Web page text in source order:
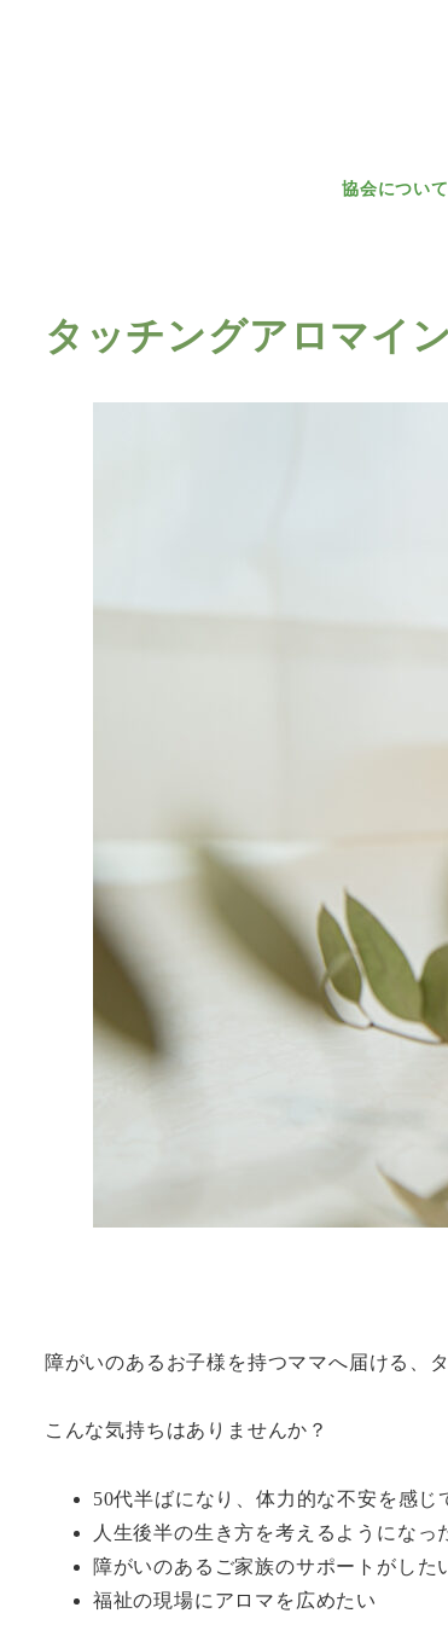
協会について
タッチングアロマイ
障がいのあるお子様を持つママへ届ける、
こんな気持ちはありませんか？
50代半ばになり、体力的な不安を感じ
人生後半の生き方を考えるようになっ
障がいのあるご家族のサポートがした
福祉の現場にアロマを広めたい